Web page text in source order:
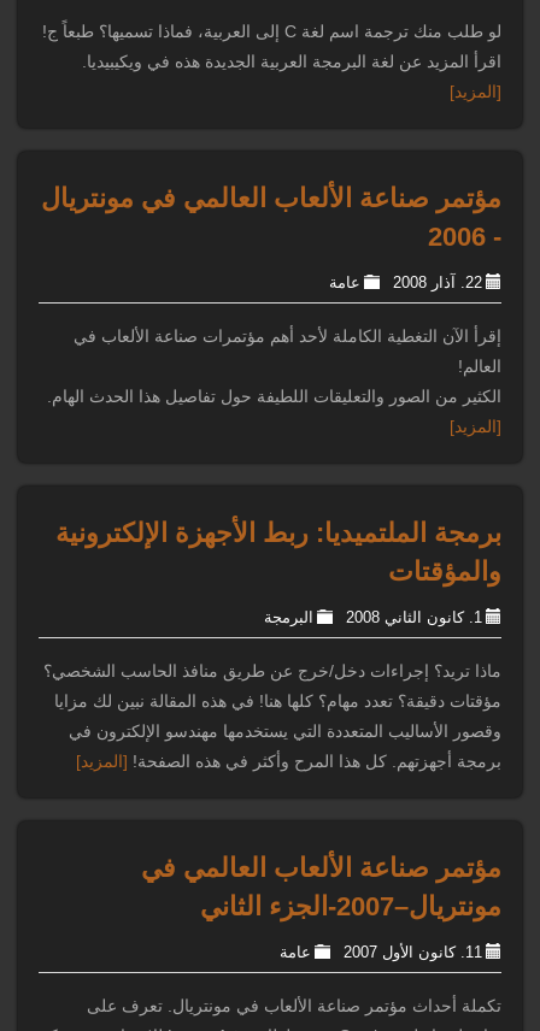
لو طلب منك ترجمة اسم لغة C إلى العربية، فماذا تسميها؟ طبعاً ج!
اقرأ المزيد عن لغة البرمجة العربية الجديدة هذه في ويكيبيديا.
[المزيد]
مؤتمر صناعة الألعاب العالمي في مونتريال
- 2006
22. آذار 2008 عامة
إقرأ الآن التغطية الكاملة لأحد أهم مؤتمرات صناعة الألعاب في
العالم!
الكثير من الصور والتعليقات اللطيفة حول تفاصيل هذا الحدث الهام.
[المزيد]
برمجة الملتميديا: ربط الأجهزة الإلكترونية
والمؤقتات
1. كانون الثاني 2008 البرمجة
ماذا تريد؟ إجراءات دخل/خرج عن طريق منافذ الحاسب الشخصي؟
مؤقتات دقيقة؟ تعدد مهام؟ كلها هنا! في هذه المقالة نبين لك مزايا
وقصور الأساليب المتعددة التي يستخدمها مهندسو الإلكترون في
برمجة أجهزتهم. كل هذا المرح وأكثر في هذه الصفحة! [المزيد]
مؤتمر صناعة الألعاب العالمي في
مونتريال–2007-الجزء الثاني
11. كانون الأول 2007 عامة
تكملة أحداث مؤتمر صناعة الألعاب في مونتريال. تعرف على